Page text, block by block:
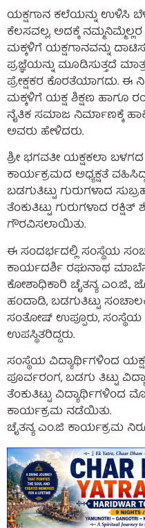
ಯಕ್ಷಗಾನ ಕಲೆಯನ್ನು ಉಳಿಸಿ
ಕೆಲಸವಲ್ಲ, ಅದಕ್ಕೆ
ಮಕ್ಕಳಿಗೆ ಯಕ್ಷಗಾನವನ್ನು
ಪ್ರಜ್ಞೆಯನ್ನು ಮೂಡಿಸುತ್ತದೆ
ಪ್ರೇಕ್ಷಕರ ಕೊರತೆಯಾಗದು.
ಮಕ್ಕಳಿಗೆ ಯಕ್ಷ ಶಿಕ್ಷಣ ಹಾಗೂ
ನೈತಿಕ ಸಮಾಜ ನಿರ್ಮಾಣಕ್ಕೆ
ಅವರು ಹೇಳಿದರು.
ಶ್ರೀ ಭಗವತೀ ಯಕ್ಷಕಲಾ
ಕಾರ್ಯಕ್ರಮದ ಅಧ್ಯಕ್ಷತೆ
ಬಡಗುತಿಟ್ಟು ಗುರುಗಳಾದ
ತೆಂಕುತಿಟ್ಟು ಗುರುಗಳಾದ
ಗೌರವಿಸಲಾಯಿತು.
ಈ ಸಂದರ್ಭದಲ್ಲಿ ಸಂಸ್ಥೆಯ
ಕಾರ್ಯದರ್ಶಿ ರಘುನಾಥ
ಕೋಶಾಧಿಕಾರಿ ಚೈತನ್ಯ
ಹಂದಾಡಿ, ಬಡಗುತಿಟ್ಟು
ಸಂತೋಷ್ ಉಪ್ಪೂರು, ಸಂಸ್ಥೆಯ
ಉಪಸ್ಥಿತರಿದ್ದರು.
ಸಂಸ್ಥೆಯ ವಿದ್ಯಾರ್ಥಿಗಳಿಂದ
ಪೂರ್ವರಂಗ, ಬಡಗು ತಿಟ್ಟು
ತೆಂಕುತಿಟ್ಟು ವಿದ್ಯಾರ್ಥಿಗಳಿಂದ
ಕಾರ್ಯಕ್ರಮ ನಡೆಯಿತು.
ಚೈತನ್ಯ ಎಂ.ಜಿ ಕಾರ್ಯಕ್ರಮ